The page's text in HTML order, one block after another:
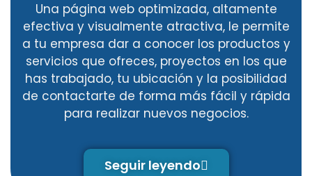
Una página web optimizada, altamente
efectiva y visualmente atractiva, le permite
a tu empresa dar a conocer los productos y
servicios que ofreces, proyectos en los que
has trabajado, tu ubicación y la posibilidad
de contactarte de forma más fácil y rápida
para realizar nuevos negocios.
Seguir leyendo